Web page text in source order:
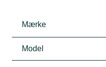
Mærke
Model